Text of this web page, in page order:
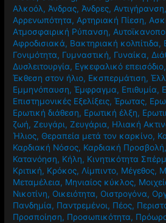
Αλκοόλ, Άνδρας, Άνδρες, Αντιγήρανση,
Αρρενωπότητα, Αρτηριακή Πίεση,
Ατμοσφαιρική Ρύπανση,
Αφροδισιακά, Βακτηριακή κολπίτιδα,
Γονιμότητα, Γυμναστική, Γυναίκα,
Δυσλειτουργία, Εγκεφαλικό επεισόδιο,
Έκθεση στον ήλιο, Εκσπερμάτιση,
Εμμηνόπαυση,Έμφραγμα, Επιθυμία,
Επιστημονικές Εξελίξεις,Έρωτας,
Ερωτική διάθεση, Ερωτική έλξη,
ζωή,Ζευγάρι,Ζευγάρια, Ηλιακή
Ήλιος, Θεραπεία μετά τον καρκίνο,
Καρδιακή Νόσος, Καρδιακή Προσβολή,
Κατανόηση, Κήλη, Κινητικότητα
Κριτική, Κρόκος, Λίμπιντο, Μέγεθος,
Μεταμέλεια, Μηνιαίος κύκλος,
Νικοτίνη, Οικειότητα, Οιστρογόνα,
Πανδημία, Παντρεμένοι, Πέος,
Προσποίηση, Προσωπικότητα,